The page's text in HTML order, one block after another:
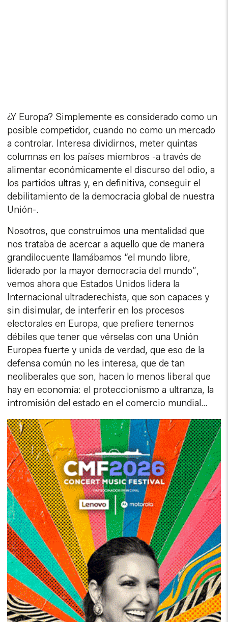
¿Y Europa? Simplemente es considerado como un
posible competidor, cuando no como un mercado
a controlar. Interesa dividirnos, meter quintas
columnas en los países miembros -a través de
alimentar económicamente el discurso del odio, a
los partidos ultras y, en definitiva, conseguir el
debilitamiento de la democracia global de nuestra
Unión-.
Nosotros, que construimos una mentalidad que
nos trataba de acercar a aquello que de manera
grandilocuente llamábamos “el mundo libre,
liderado por la mayor democracia del mundo”,
vemos ahora que Estados Unidos lidera la
Internacional ultraderechista, que son capaces y
sin disimular, de interferir en los procesos
electorales en Europa, que prefiere tenernos
débiles que tener que vérselas con una Unión
Europea fuerte y unida de verdad, que eso de la
defensa común no les interesa, que de tan
neoliberales que son, hacen lo menos liberal que
hay en economía: el proteccionismo a ultranza, la
intromisión del estado en el comercio mundial…